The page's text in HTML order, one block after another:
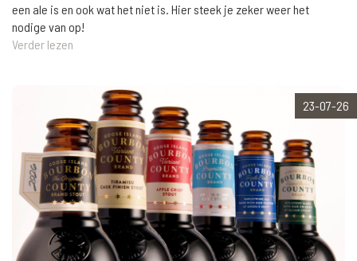
een ale is en ook wat het niet is. Hier steek je zeker weer het
nodige van op!
Verder lezen
23-07-26